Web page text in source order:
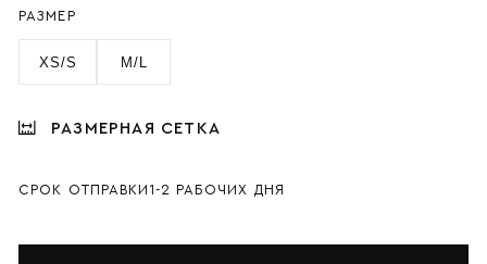
РАЗМЕР
XS/S M/L
РАЗМЕРНАЯ СЕТКА
СРОК ОТПРАВКИ 1-2 РАБОЧИХ ДНЯ